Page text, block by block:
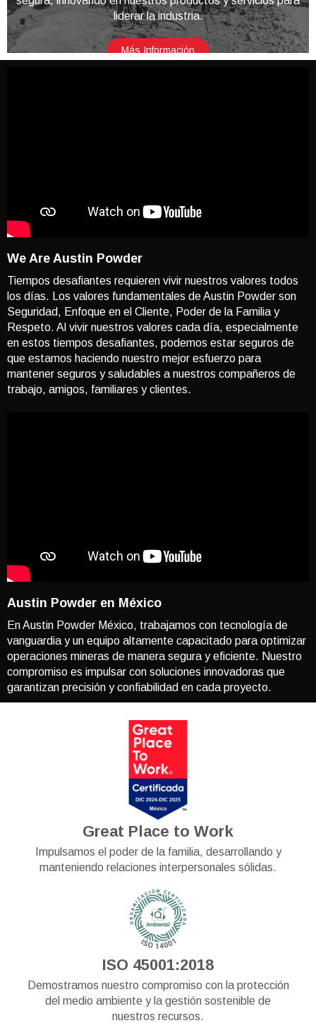
liderar la industria.
Más Información
We Are Austin Powder
Tiempos desafiantes requieren vivir nuestros valores todos
los días. Los valores fundamentales de Austin Powder son
Seguridad, Enfoque en el Cliente, Poder de la Familia y
Respeto. Al vivir nuestros valores cada día, especialmente
en estos tiempos desafiantes, podemos estar seguros de
que estamos haciendo nuestro mejor esfuerzo para
mantener seguros y saludables a nuestros compañeros de
trabajo, amigos, familiares y clientes.
Austin Powder en México
En Austin Powder México, trabajamos con tecnología de
vanguardia y un equipo altamente capacitado para optimizar
operaciones mineras de manera segura y eficiente. Nuestro
compromiso es impulsar con soluciones innovadoras que
garantizan precisión y confiabilidad en cada proyecto.
Great Place to Work
Impulsamos el poder de la familia, desarrollando y
manteniendo relaciones interpersonales sólidas.
ISO 45001:2018
Demostramos nuestro compromiso con la protección
del medio ambiente y la gestión sostenible de
nuestros recursos.